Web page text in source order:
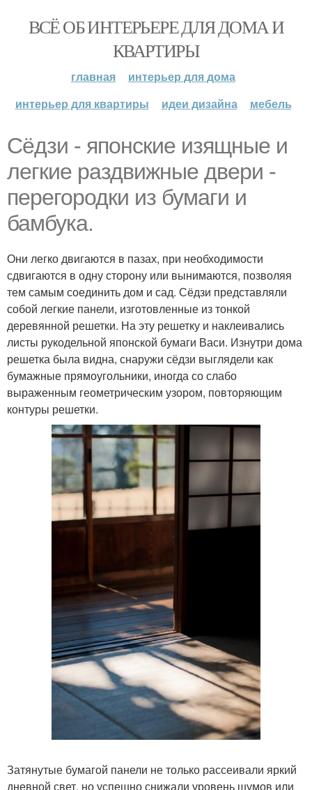
ВСЁ ОБ ИНТЕРЬЕРЕ ДЛЯ ДОМА И
КВАРТИРЫ
главная
интерьер для дома
интерьер для квартиры
идеи дизайна мебель
Сёдзи - японские изящные и
легкие раздвижные двери -
перегородки из бумаги и
бамбука.
Они легко двигаются в пазах, при необходимости
сдвигаются в одну сторону или вынимаются, позволяя
тем самым соединить дом и сад. Сёдзи представляли
собой легкие панели, изготовленные из тонкой
деревянной решетки. На эту решетку и наклеивались
листы рукодельной японской бумаги Васи. Изнутри дома
решетка была видна, снаружи сёдзи выглядели как
бумажные прямоугольники, иногда со слабо
выраженным геометрическим узором, повторяющим
контуры решетки.
Затянутые бумагой панели не только рассеивали яркий
дневной свет, но успешно снижали уровень шумов или